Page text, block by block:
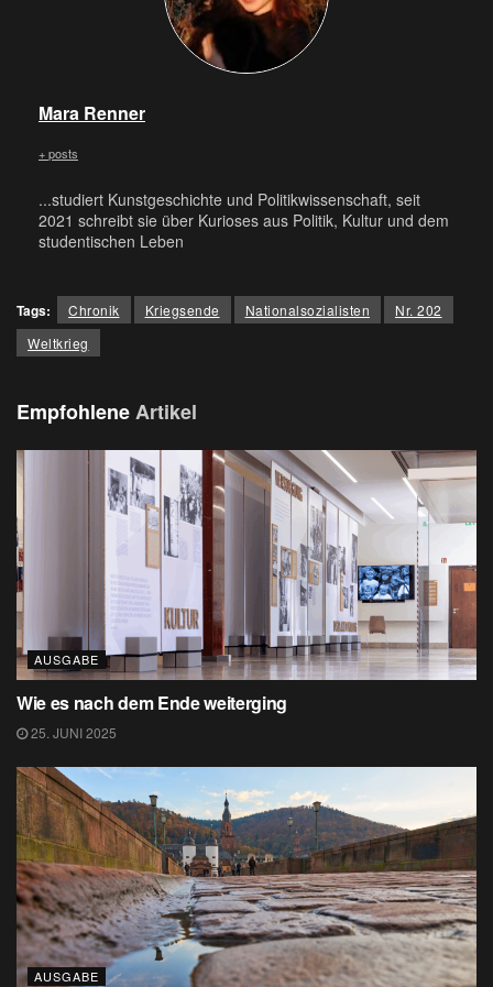
Mara Renner
+ posts
...studiert Kunstgeschichte und Politikwissenschaft, seit
2021 schreibt sie über Kurioses aus Politik, Kultur und dem
studentischen Leben
Tags: Chronik Kriegsende Nationalsozialisten
Nr. 202
Weltkrieg
EmpfohleneArtikel
AUSGABE
Wie es nach dem Ende weiterging
25. JUNI 2025
AUSGABE